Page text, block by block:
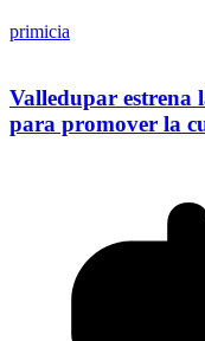
primicia
Valledupar estrena
para promover la